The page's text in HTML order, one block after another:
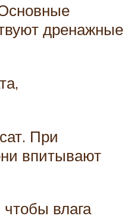
дренажные
При
впитывают
влага